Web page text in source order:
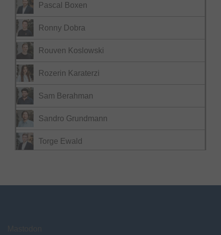
Pascal Boxen
Ronny Dobra
Rouven Koslowski
Rozerin Karaterzi
Sam Berahman
Sandro Grundmann
Torge Ewald